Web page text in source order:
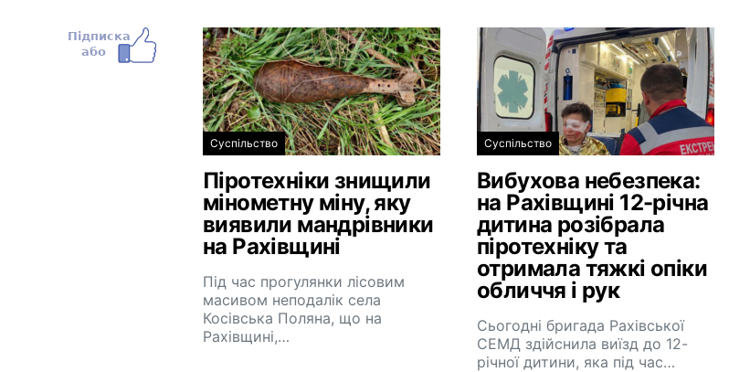
Суспільство
Піротехніки знищили
мінометну міну, яку
виявили мандрівники
на Рахівщині
Під час прогулянки лісовим
масивом неподалік села
Косівська Поляна, що на
Рахівщині,…
Суспільство
Вибухова небезпека:
на Рахівщині 12-річна
дитина розібрала
піротехніку та
отримала тяжкі опіки
обличчя і рук
Сьогодні бригада Рахівської
СЕМД здійснила виїзд до 12-
річної дитини, яка під час…